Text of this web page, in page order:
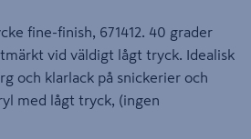
fine-finish, 671412. 40 grader
vid väldigt lågt tryck. Idealisk
och klarlack på snickerier och
med lågt tryck, (ingen